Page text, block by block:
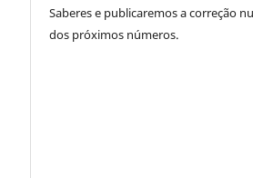
Saberes e publicaremos a correção
dos próximos números.